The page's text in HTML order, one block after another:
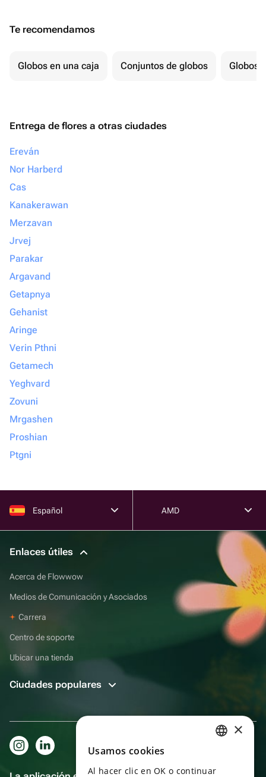
Te recomendamos
Globos en una caja Conjuntos de globos Globos
Entrega de flores a otras ciudades
Ereván
Nor Harberd
Cas
Kanakerawan
Merzavan
Jrvej
Parakar
Argavand
Getapnya
Gehanist
Aringe
Verin Pthni
Getamech
Yeghvard
Zovuni
Mrgashen
Proshian
Ptgni
Español AMD
Enlaces útiles
Acerca de Flowwow
Medios de Comunicación y Asociados
Carrera
Centro de soporte
Ubicar una tienda
Ciudades populares
ENGLISH
×
Usamos cookies
Al hacer clic en OK o continuar